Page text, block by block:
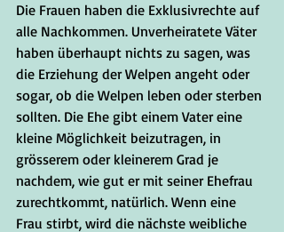
Die Frauen haben die Exklusivrechte auf
alle Nachkommen. Unverheiratete Väter
haben überhaupt nichts zu sagen, was
die Erziehung der Welpen angeht oder
sogar, ob die Welpen leben oder sterben
sollten. Die Ehe gibt einem Vater eine
kleine Möglichkeit beizutragen, in
grösserem oder kleinerem Grad je
nachdem, wie gut er mit seiner Ehefrau
zurechtkommt, natürlich. Wenn eine
Frau stirbt, wird die nächste weibliche